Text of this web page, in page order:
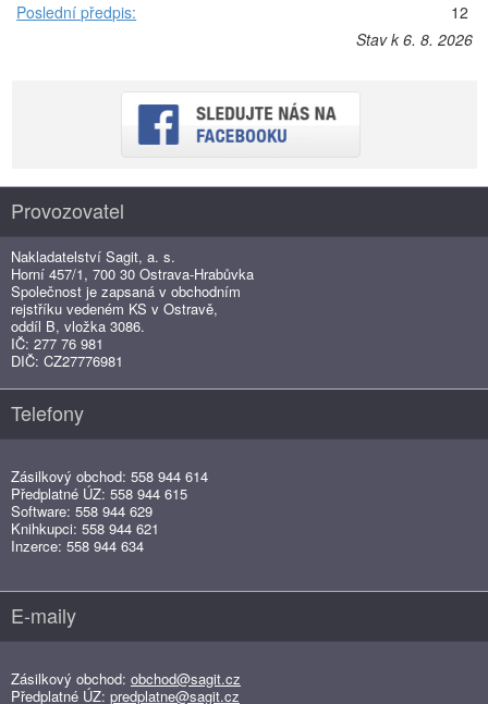
Poslední předpis:
12
Stav k 6. 8. 2026
Provozovatel
Nakladatelství Sagit, a. s.
Horní 457/1, 700 30 Ostrava-Hrabůvka
Společnost je zapsaná v obchodním
rejstříku vedeném KS v Ostravě,
oddíl B, vložka 3086.
IČ: 277 76 981
DIČ: CZ27776981
Telefony
Zásilkový obchod: 558 944 614
Předplatné ÚZ: 558 944 615
Software: 558 944 629
Knihkupci: 558 944 621
Inzerce: 558 944 634
E-maily
Zásilkový obchod: obchod@sagit.cz
Předplatné ÚZ: predplatne@sagit.cz